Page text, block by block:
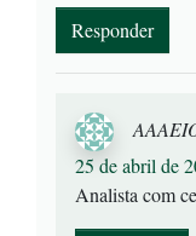
Responder
25 de abril de
Analista com